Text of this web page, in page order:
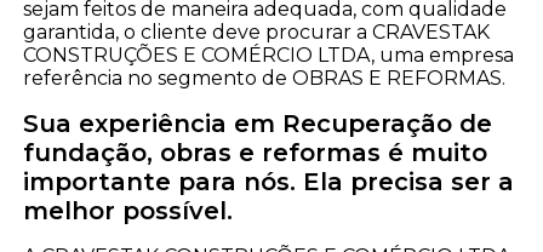
sejam feitos de maneira adequada, com qualidade
garantida, o cliente deve procurar a CRAVESTAK
CONSTRUÇÕES E COMÉRCIO LTDA, uma empresa
referência no segmento de OBRAS E REFORMAS.
Sua experiência em Recuperação de
fundação, obras e reformas é muito
importante para nós. Ela precisa ser a
melhor possível.